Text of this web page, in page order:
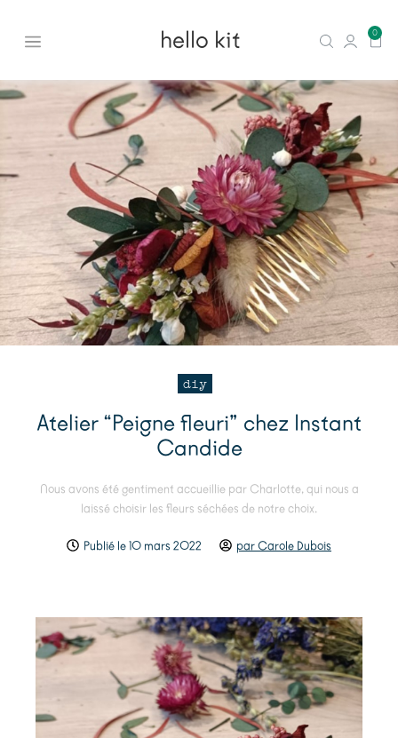
hello kit 0
diy
Atelier “Peigne fleuri” chez Instant
Candide
Nous avons été gentiment accueillie par Charlotte, qui nous a
laissé choisir les fleurs séchées de notre choix.
Publié le10 mars 2022 parCarole Dubois